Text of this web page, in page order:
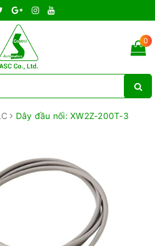
0
Dây đầu nối: XW2Z-200T-3